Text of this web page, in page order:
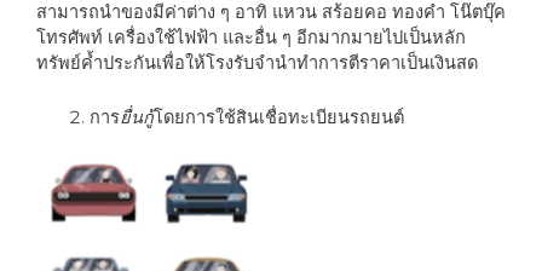
สามารถนำของมีค่าต่าง ๆ อาทิ แหวน สร้อยคอ ทองคำ โน๊ตบุ๊ค
โทรศัพท์ เครื่องใช้ไฟฟ้า และอื่น ๆ อีกมากมายไปเป็นหลัก
ทรัพย์ค้ำประกันเพื่อให้โรงรับจำนำทำการตีราคาเป็นเงินสด
การยื่นกู้โดยการใช้สินเชื่อทะเบียนรถยนต์